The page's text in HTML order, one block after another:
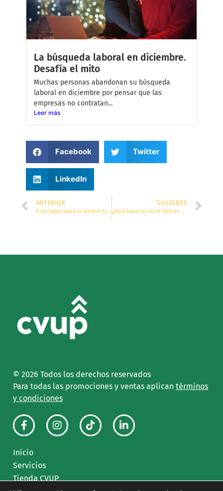
La búsqueda laboral en diciembre.
Desafía el mito
Muchas personas abandonan su búsqueda
laboral en diciembre por pensar que las
empresas no contratan...
Leer más
Facebook Twitter
LinkedIn
ANTERIOR
8 consejos para tu primer trabajo.
SIGUIENTE
¿Qué hacer si no te llaman de regreso en tu entrevista?
© 2026 Todos los derechos reservados
Para todas las promociones y ventas aplican términos
y condiciones
Inicio
Servicios
Tienda CVUP